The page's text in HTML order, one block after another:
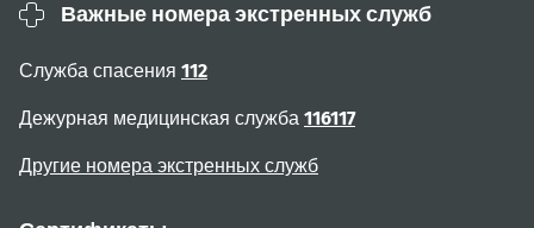
Важные номера экстренных служб
Служба спасения 112
Дежурная медицинская служба 116117
Другие номера экстренных служб